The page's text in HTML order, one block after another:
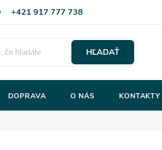
+421 917 777 738
HĽADAŤ
DOPRAVA O NÁS KONTAKTY